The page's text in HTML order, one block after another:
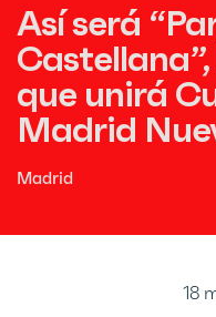
Así será
que unirá
Madrid
Madrid
18